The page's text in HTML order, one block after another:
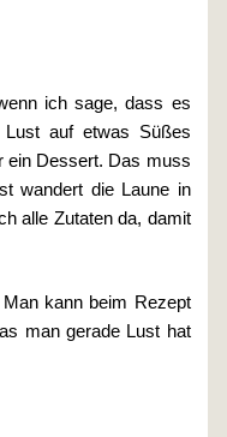
ich sage, dass es
auf etwas Süßes
ein Dessert. Das muss
wandert die Laune in
alle Zutaten da, damit
kann beim Rezept
man gerade Lust hat